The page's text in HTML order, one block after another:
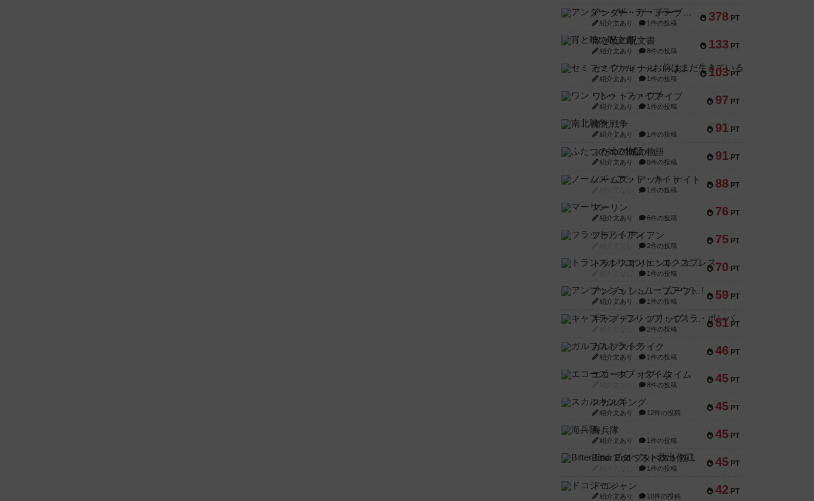
378 PT
アンダー・ザ・テーブラー
紹介文あり 1件の投稿
133 PT
宵と暁の呪文書
紹介文あり 8件の投稿
103 PT
セミファイナル ～お前はまだ生きている～
紹介文あり 1件の投稿
97 PT
ワン・トゥ・ファイブ
紹介文あり 1件の投稿
91 PT
南北戦争
紹介文あり 1件の投稿
91 PT
ふたつの城の物語
紹介文あり 6件の投稿
88 PT
ノームズ・アット・ナイト
1件の投稿
76 PT
マーリン
紹介文あり 6件の投稿
75 PT
フラットアイアン
2件の投稿
70 PT
トランスオリエント・エクスプレス
1件の投稿
59 PT
アンブッシュ！：ムーブアウト！
紹介文あり 1件の投稿
51 PT
キャプテン・フリップ：イスラ・ボンバ
2件の投稿
46 PT
ガルフストライク
紹介文あり 1件の投稿
45 PT
エコーズ・オブ・タイム
8件の投稿
45 PT
スカルキング
紹介文あり 12件の投稿
45 PT
海兵隊
紹介文あり 1件の投稿
45 PT
Bitter End ブタペスト救出作戦
1件の投稿
42 PT
ドコジャン
紹介文あり 10件の投稿